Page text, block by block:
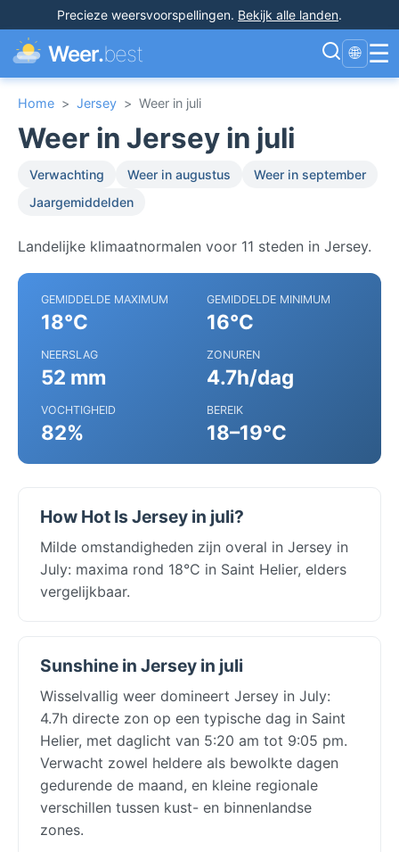
Precieze weersvoorspellingen. Bekijk alle landen.
Weer.best 🌐 ☰
Home > Jersey > Weer in juli
Weer in Jersey in juli
Verwachting Weer in augustus
Weer in september
Jaargemiddelden
Landelijke klimaatnormalen voor 11 steden in Jersey.
GEMIDDELDE MAXIMUM
18°C
GEMIDDELDE MINIMUM
16°C
NEERSLAG
52 mm
ZONUREN
4.7h/dag
VOCHTIGHEID
82%
BEREIK
18–19°C
How Hot Is Jersey in juli?
Milde omstandigheden zijn overal in Jersey in
July: maxima rond 18°C in Saint Helier, elders
vergelijkbaar.
Sunshine in Jersey in juli
Wisselvallig weer domineert Jersey in July:
4.7h directe zon op een typische dag in Saint
Helier, met daglicht van 5:20 am tot 9:05 pm.
Verwacht zowel heldere als bewolkte dagen
gedurende de maand, en kleine regionale
verschillen tussen kust- en binnenlandse
zones.